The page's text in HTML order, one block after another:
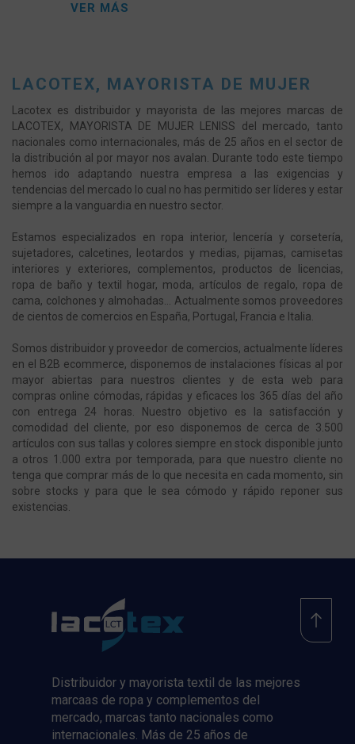
VER MÁS
LACOTEX, MAYORISTA DE MUJER
Lacotex es distribuidor y mayorista de las mejores marcas de
LACOTEX, MAYORISTA DE MUJER LENISS del mercado, tanto
nacionales como internacionales, más de 25 años en el sector de
la distribución al por mayor nos avalan. Durante todo este tiempo
hemos ido adaptando nuestra empresa a las exigencias y
tendencias del mercado lo cual no has permitido ser líderes y estar
siempre a la vanguardia en nuestro sector.
Estamos especializados en ropa interior, lencería y corsetería,
sujetadores, calcetines, leotardos y medias, pijamas, camisetas
interiores y exteriores, complementos, productos de licencias,
ropa de baño y textil hogar, moda, artículos de regalo, ropa de
cama, colchones y almohadas... Actualmente somos proveedores
de cientos de comercios en España, Portugal, Francia e Italia.
Somos distribuidor y proveedor de comercios, actualmente líderes
en el B2B ecommerce, disponemos de instalaciones físicas al por
mayor abiertas para nuestros clientes y de esta web para
compras online cómodas, rápidas y eficaces los 365 días del año
con entrega 24 horas. Nuestro objetivo es la satisfacción y
comodidad del cliente, por eso disponemos de cerca de 3.500
artículos con sus tallas y colores siempre en stock disponible junto
a otros 1.000 extra por temporada, para que nuestro cliente no
tenga que comprar más de lo que necesita en cada momento, sin
sobre stocks y para que le sea cómodo y rápido reponer sus
existencias.
Distribuidor y mayorista textil de las mejores
marcaas de ropa y complementos del
mercado, marcas tanto nacionales como
internacionales. Más de 25 años de